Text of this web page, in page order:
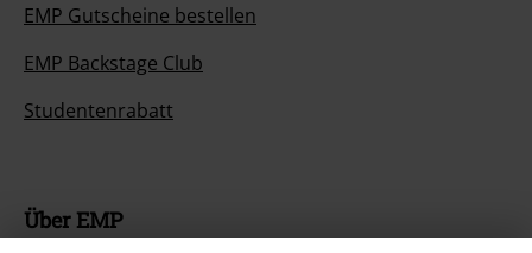
EMP Gutscheine bestellen
EMP Backstage Club
Studentenrabatt
Über EMP